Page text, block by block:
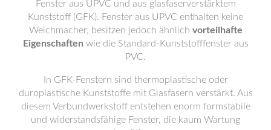
Fenster aus UPVC und aus glasfaserverstärktem
Kunststoff (GFK). Fenster aus UPVC enthalten keine
Weichmacher, besitzen jedoch ähnlich vorteilhafte
Eigenschaften wie die Standard-Kunststofffenster aus
PVC.
In GFK-Fenstern sind thermoplastische oder
duroplastische Kunststoffe mit Glasfasern verstärkt. Aus
diesem Verbundwerkstoff entstehen enorm formstabile
und widerstandsfähige Fenster, die kaum Wartung